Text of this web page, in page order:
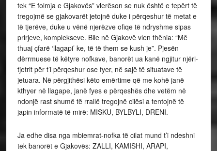
tek “E folmja e Gjakovës” vlerëson se nuk është e tepërt të
tregojmë se gjakovarët jetojnë duke i përqeshur të metat e
të tjerëve, duke u vënë njerëzve ofiqe të ndryshme sipas
prirjeve, komplekseve. Bile në Gjakovë vlen thënia: “Më
thuaj çfarë ‘llagapi’ ke, të të them se kush je”. Pjesën
dërrmuese të këtyre nofkave, banorët ua kanë ngjitur njëri-
tjetrit për t’i përqeshur ose fyer, në sajë të situatave të
jetuara. Në përgjithësi këto emërtime që me kohë janë
kthyer në llagape, janë fyes e përqeshës dhe vetëm në
ndonjë rast shumë të rrallë tregojnë cilësi a tentojnë të
japin informatë të mirë: MISKU, BYLBYLI, DRENI.
Ja edhe disa nga mbiemrat-nofka të cilat mund t’i ndeshni
tek banorët e Gjakovës: ZALLI, KAMISHI, ARAPI,